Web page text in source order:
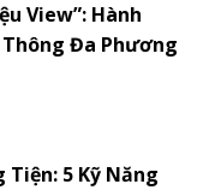
View”: Hành
Đa Phương
5 Kỹ Năng